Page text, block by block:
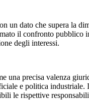
un dato che supera la
il confronto pubblico
degli interessi.
una precisa valenza
e politica
le rispettive